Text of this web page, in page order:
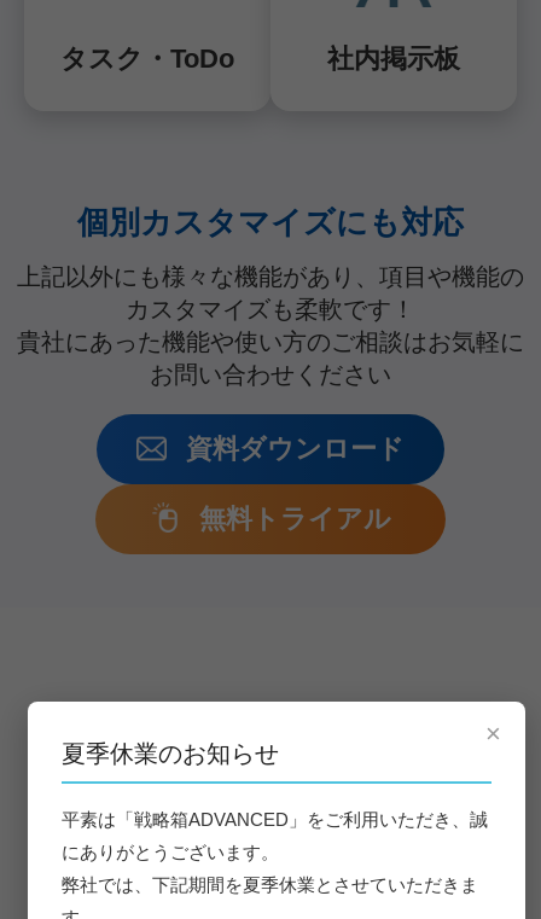
×
夏季休業のお知らせ
平素は「戦略箱ADVANCED」をご利用いただき、誠
にありがとうございます。
弊社では、下記期間を夏季休業とさせていただきま
タスク・ToDo 社内掲示板
個別カスタマイズにも対応
上記以外にも様々な機能があり、項目や機能の
カスタマイズも柔軟です！
貴社にあった機能や使い方のご相談はお気軽に
お問い合わせください
資料ダウンロード
無料トライアル
Customer Support
社内DXを伴走支援します
ITに不安がある企業様も安心のサポート体制